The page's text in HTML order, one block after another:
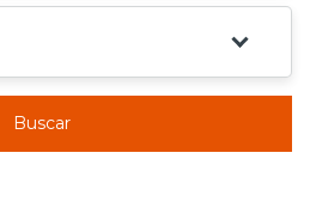
Buscar